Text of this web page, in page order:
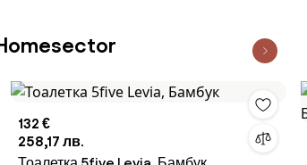
132 €
258,17 лв.